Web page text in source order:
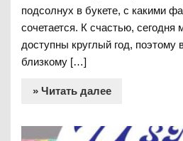
подсолнух в букете, с какими
сочетается. К счастью, сегодня
доступны круглый год, поэтому
близкому […]
» Читать далее